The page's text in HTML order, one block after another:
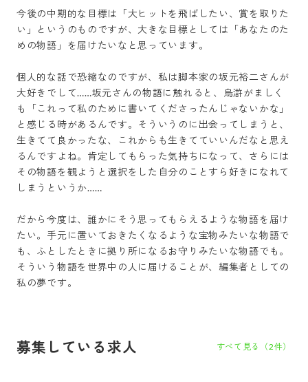
今後の中期的な目標は「大ヒットを飛ばしたい、賞を取りた
い」というのものですが、大きな目標としては「あなたのた
めの物語」を届けたいなと思っています。
個人的な話で恐縮なのですが、私は脚本家の坂元裕二さんが
大好きでして……坂元さんの物語に触れると、烏滸がましく
も「これって私のために書いてくださったんじゃないかな」
と感じる時があるんです。そういうのに出会ってしまうと、
生きてて良かったな、これからも生きてていいんだなと思え
るんですよね。肯定してもらった気持ちになって、さらには
その物語を観ようと選択をした自分のことすら好きになれて
しまうというか……
だから今度は、誰かにそう思ってもらえるような物語を届け
たい。手元に置いておきたくなるような宝物みたいな物語で
も、ふとしたときに拠り所になるお守りみたいな物語でも。
そういう物語を世界中の人に届けることが、編集者としての
私の夢です。
募集している求人 すべて見る（2件）